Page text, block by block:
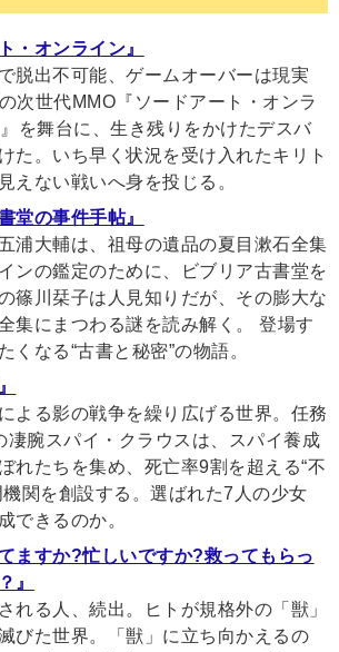
・オンライン』
脱出不可能、ゲームオーバーは現実
次世代MMO『ソードアート・オンラ
を舞台に、生き残りをかけたデスバ
た。いち早く状況を受け入れたキリト
えない戦いへ身を投じる。
堂の事件手帖』
浦大輔は、祖母の遺品の夏目漱石全集
ンの鑑定のために、ビブリア古書堂を
篠川栞子は人見知りだが、その膨大な
集にまつわる謎を読み解く。 登場す
くなる“古書と秘密”の物語。
よる影の戦争を繰り広げる世界。任務
凄腕スパイ・クラウスは、スパイ養成
れたちを集め、死亡率9割を超える“不
機関を創設する。選ばれた7人の少女
できるのか。
ますか?忙しいですか?救ってもらっ
』
れる人、続出。ヒトが規格外の「獣」
びた世界。「獣」に立ち向かえるの